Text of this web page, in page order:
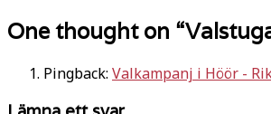
One thought on “
Pingback: Valkampanj i Höör -